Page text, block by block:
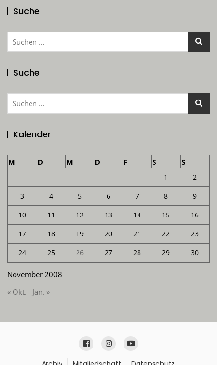
Suche
Suchen
Suche
Suchen
Kalender
November 2008
M D M D F S S
1 2
3 4 5 6 7 8 9
10 11 12 13 14 15 16
17 18 19 20 21 22 23
24 25 26 27 28 29 30
« Okt. Jan. »